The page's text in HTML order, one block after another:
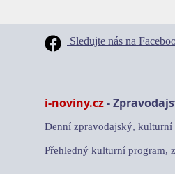
Sledujte nás na
i-noviny.cz-
Denní zpravodajský,
Přehledný kulturní program,